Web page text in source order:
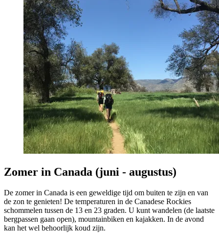
Zomer in Canada (juni - augustus)
De zomer in Canada is een geweldige tijd om buiten te zijn en van
de zon te genieten! De temperaturen in de Canadese Rockies
schommelen tussen de 13 en 23 graden. U kunt wandelen (de laatste
bergpassen gaan open), mountainbiken en kajakken. In de avond
kan het wel behoorlijk koud zijn.